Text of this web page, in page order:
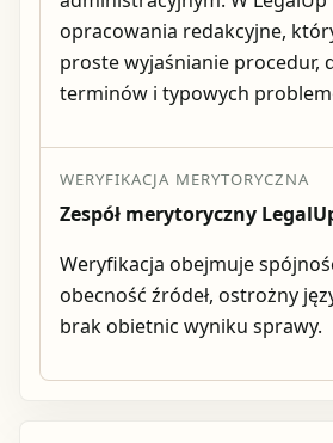
opracowania redakcyjne,
proste wyjaśnianie procedur,
terminów i typowych
WERYFIKACJA MERYTORYCZNA
Zespół merytoryczny
Weryfikacja obejmuje
obecność źródeł, ostrożny
brak obietnic wyniku sprawy.